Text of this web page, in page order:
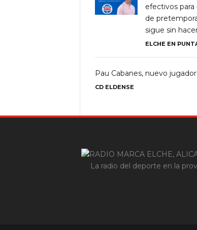
efectivos
de
sigue sin
ELCHE EN
Pau Cabanes, nuevo
CD ELDENSE
La radio del deporte en la